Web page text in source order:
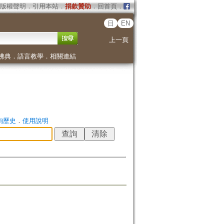
版權聲明 ． 引用本站． 捐款贊助．回首頁．
日 EN
上一頁
典． 語言教學． 相關連結
歷史 ． 使用說明